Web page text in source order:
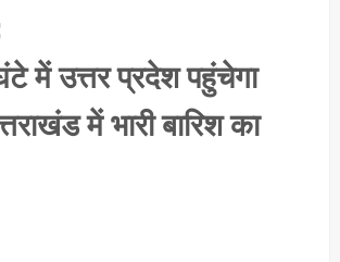
में उत्तर प्रदेश पहुंचेगा
में भारी बारिश का